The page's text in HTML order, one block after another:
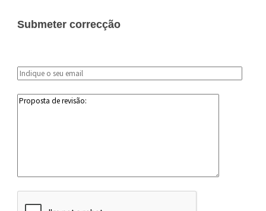
Submeter correcção